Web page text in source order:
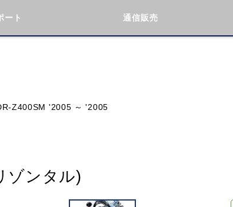
ート 通信販売
Z400SM '2005 ～ '2005
ゾンタル)